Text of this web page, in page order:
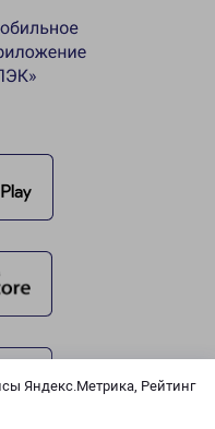
Яндекс.Метрика, Рейтинг